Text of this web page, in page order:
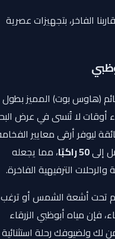
الفاخر، بتجهيزات عصرية
(هاوس بوت) المميز بطول
أوقات لا تُنسى في عرض البحر
ليوفر أرقى معايير الفخامة
إلى50 راكبًا
، مما يجعله
الترفيهية الفاخرة.
تحت أشعة الشمس أو ترغب
فإن مياه أبوظبي الزرقاء
لك ولضيوفك رحلة استثنائية